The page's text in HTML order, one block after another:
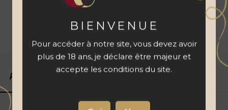
Livraison 48 à 72 h Vins français Paiement sécurisé
Produits associés
BIENVENUE
Pour accéder à notre site, vous devez avoir
plus de 18 ans, je déclare être majeur et
accepte les conditions du site.